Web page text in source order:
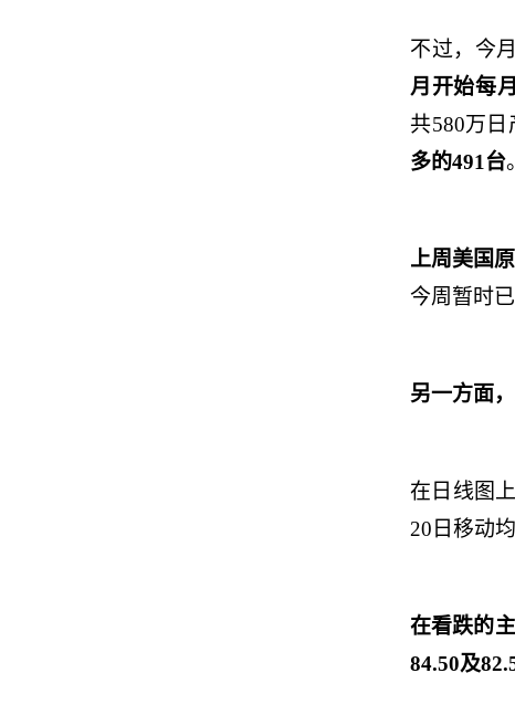
不过，今
月 开始每
共580万日
多的491台。
上周美国
今周暂时
另一方面
在日线图上
20 日移动
在看跌的
84.50及